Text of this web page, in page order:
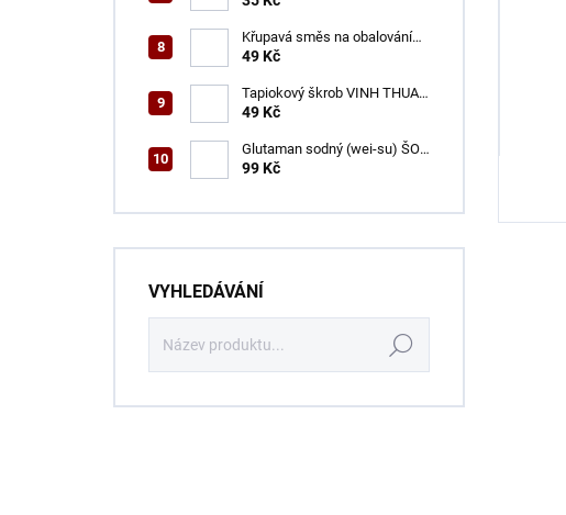
Křupavá směs na obalování
VINH THUAN 150 g
49 Kč
Tapiokový škrob VINH THUAN
400 g
49 Kč
Glutaman sodný (wei-su) ŠON
500 g
99 Kč
VYHLEDÁVÁNÍ
Hledat